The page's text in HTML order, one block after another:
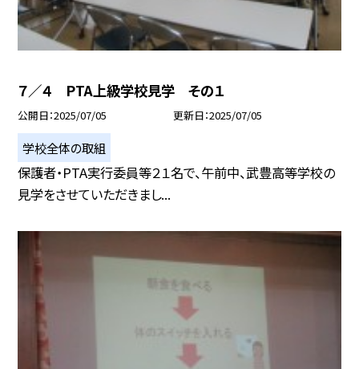
７／４ PTA上級学校見学 その１
公開日 2025/07/05 更新日 2025/07/05
学校全体の取組
保護者・PTA実行委員等２１名で、午前中、武豊高等学校の
見学をさせていただきまし...